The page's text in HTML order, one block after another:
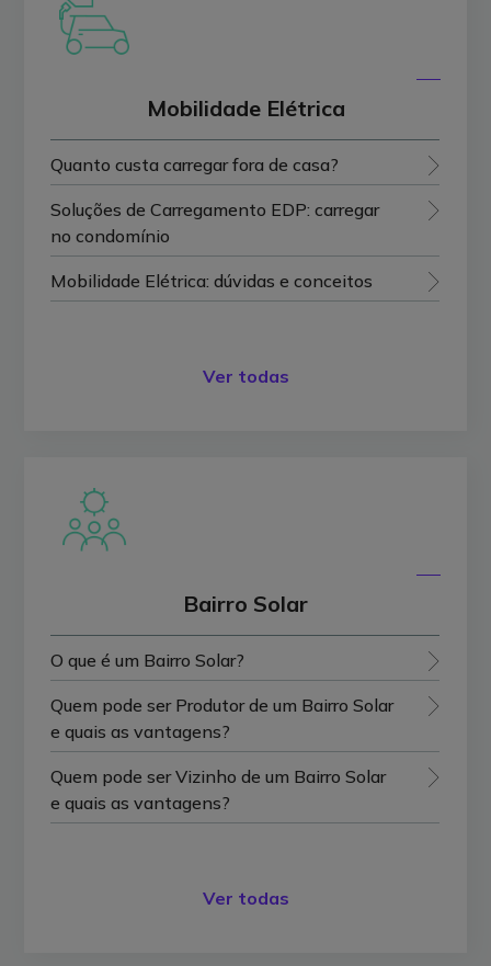
Mobilidade Elétrica
Quanto custa carregar fora de casa?
Soluções de Carregamento EDP: carregar
no condomínio
Mobilidade Elétrica: dúvidas e conceitos
Ver todas
Bairro Solar
O que é um Bairro Solar?
Quem pode ser Produtor de um Bairro Solar
e quais as vantagens?
Quem pode ser Vizinho de um Bairro Solar
e quais as vantagens?
Ver todas